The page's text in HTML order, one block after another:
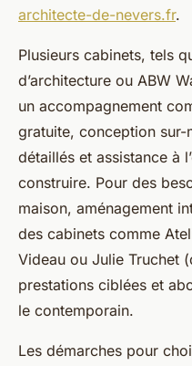
architecte-de-nevers.fr.
Plusieurs cabinets, tels
d’architecture ou ABW
un accompagnement
gratuite, conception sur-
détaillés et assistance à
construire. Pour des
maison, aménagement
des cabinets comme
Videau ou Julie Truchet
prestations ciblées et
le contemporain.
Les démarches pour